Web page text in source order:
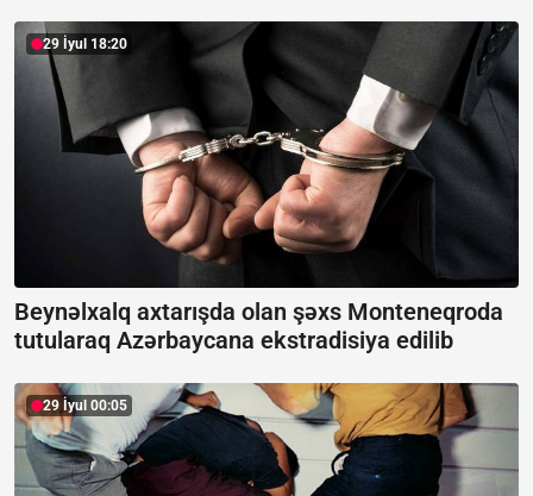
29 İyul 18:20
Beynəlxalq axtarışda olan şəxs Monteneqroda
tutularaq Azərbaycana ekstradisiya edilib
29 İyul 00:05